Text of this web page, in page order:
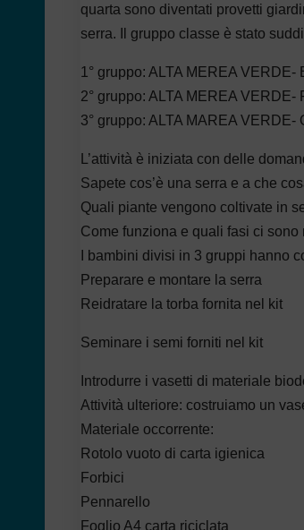
quarta sono diventati provetti
serra. Il gruppo classe è stato
1° gruppo: ALTA MEREA VERDE-
2° gruppo: ALTA MEREA VERDE-
3° gruppo: ALTA MAREA VERDE-
L’attività è iniziata con delle
Sapete cos’è una serra e a che
Quali piante vengono coltivate in
Come funziona e quali fasi ci
I bambini divisi in 3 gruppi hanno
Preparare e montare la serra
Reidratare la torba fornita nel kit
Seminare i semi forniti nel kit
Introdurre i vasetti di materiale
Attività ulteriore: costruiamo un
Materiale occorrente:
Rotolo vuoto di carta igienica
Forbici
Pennarello
Foglio A4 carta riciclata